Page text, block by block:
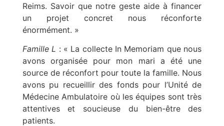
Reims. Savoir que notre geste aide à financer
un projet concret nous réconforte
énormément. »
Famille L : « La collecte In Memoriam que nous
avons organisée pour mon mari a été une
source de réconfort pour toute la famille. Nous
avons pu recueillir des fonds pour l’Unité de
Médecine Ambulatoire où les équipes sont très
attentives et soucieuse du bien-être des
patients.